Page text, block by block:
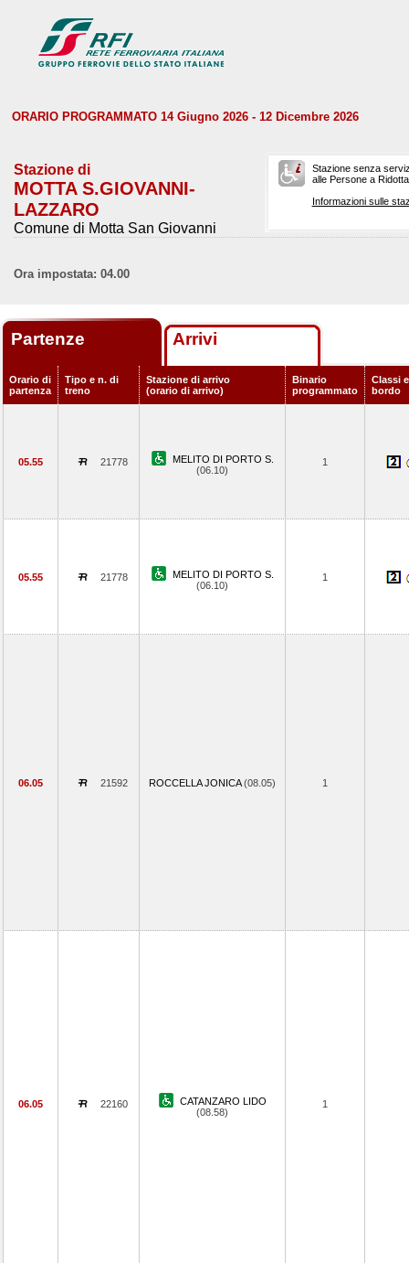
ORARIO PROGRAMMATO 14 Giugno 2026 - 12 Dicembre 2026
Stazione di
MOTTA S.GIOVANNI-
LAZZARO
Comune di Motta San Giovanni
Stazione senza
alle Persone a
Informazioni sulle
Ora impostata: 04.00
Partenze Arrivi
Orario di
partenza
Tipo e n. di
treno
Stazione di arrivo
(orario di arrivo)
Binario
programmato
Classi
bordo
05.55 21778
MELITO DI PORTO S.
(06.10)
1
05.55 21778
MELITO DI PORTO S.
(06.10)
1
06.05 21592 ROCCELLA JONICA(08.05) 1
06.05 22160
CATANZARO LIDO
(08.58)
1